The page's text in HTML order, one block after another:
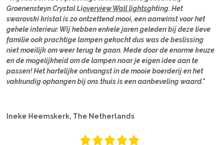
Groenensteyn Crystal Lioverview Wall lightsghting. Het
swarovski kristal is zo ontzettend mooi, een aanwinst voor het
gehele interieur. Wij hebben enkele jaren geleden bij deze lieve
familie ook prachtige lampen gekocht dus was de beslissing
niet moeilijk om weer terug te gaan. Mede door de enorme keuze
en de mogelijkheid om de lampen naar je eigen idee aan te
passen! Het hartelijke ontvangst in de mooie boerderij en het
vakkundig ophangen bij ons thuis is een aanbeveling waard."
Ineke Heemskerk, The Netherlands